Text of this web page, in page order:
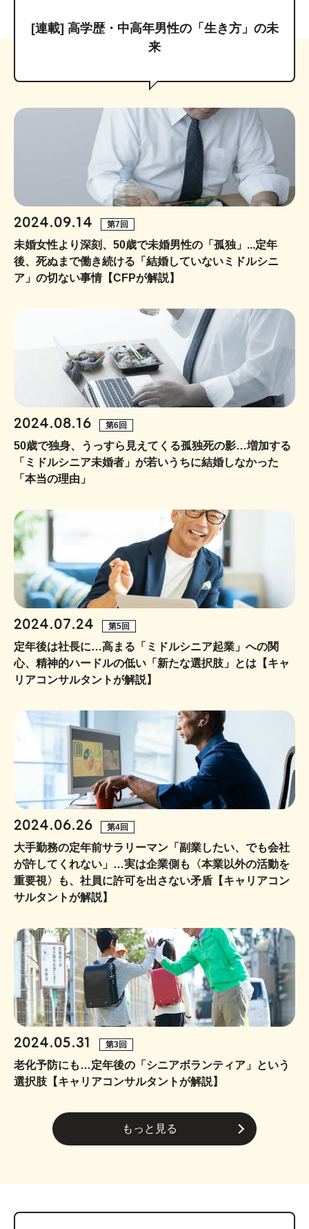
[連載] 高学歴・中高年男性の「生き方」の未
来
2024.09.14 第7回
未婚女性より深刻、50歳で未婚男性の「孤独」...定年
後、死ぬまで働き続ける「結婚していないミドルシニ
ア」の切ない事情【CFPが解説】
2024.08.16 第6回
50歳で独身、うっすら見えてくる孤独死の影…増加する
「ミドルシニア未婚者」が若いうちに結婚しなかった
「本当の理由」
2024.07.24 第5回
定年後は社長に…高まる「ミドルシニア起業」への関
心、精神的ハードルの低い「新たな選択肢」とは【キャ
リアコンサルタントが解説】
2024.06.26 第4回
大手勤務の定年前サラリーマン「副業したい、でも会社
が許してくれない」…実は企業側も〈本業以外の活動を
重要視〉も、社員に許可を出さない矛盾【キャリアコン
サルタントが解説】
2024.05.31 第3回
老化予防にも…定年後の「シニアボランティア」という
選択肢【キャリアコンサルタントが解説】
もっと見る